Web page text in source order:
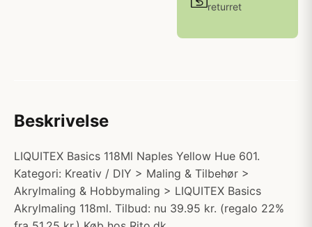
returret
Beskrivelse
LIQUITEX Basics 118Ml Naples Yellow Hue 601.
Kategori: Kreativ / DIY > Maling & Tilbehør >
Akrylmaling & Hobbymaling > LIQUITEX Basics
Akrylmaling 118ml. Tilbud: nu 39.95 kr. (regalo 22%